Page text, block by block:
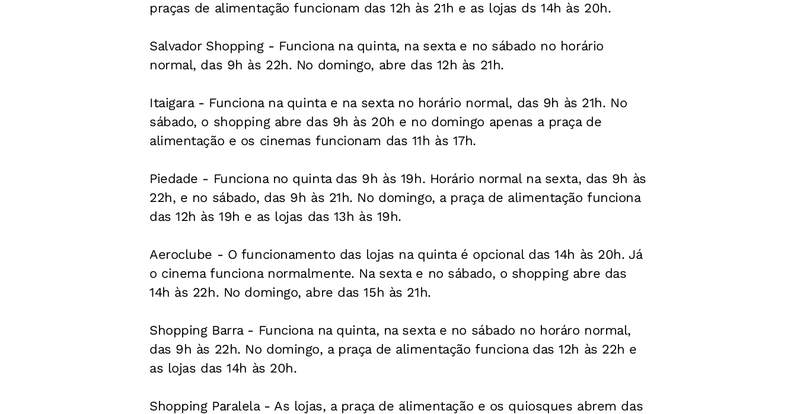
praças de alimentação funcionam das 12h às 21h e as lojas ds 14h às 20h.
Salvador Shopping - Funciona na quinta, na sexta e no sábado no horário
normal, das 9h às 22h. No domingo, abre das 12h às 21h.
Itaigara - Funciona na quinta e na sexta no horário normal, das 9h às 21h. No
sábado, o shopping abre das 9h às 20h e no domingo apenas a praça de
alimentação e os cinemas funcionam das 11h às 17h.
Piedade - Funciona no quinta das 9h às 19h. Horário normal na sexta, das 9h às
22h, e no sábado, das 9h às 21h. No domingo, a praça de alimentação funciona
das 12h às 19h e as lojas das 13h às 19h.
Aeroclube - O funcionamento das lojas na quinta é opcional das 14h às 20h. Já
o cinema funciona normalmente. Na sexta e no sábado, o shopping abre das
14h às 22h. No domingo, abre das 15h às 21h.
Shopping Barra - Funciona na quinta, na sexta e no sábado no horáro normal,
das 9h às 22h. No domingo, a praça de alimentação funciona das 12h às 22h e
as lojas das 14h às 20h.
Shopping Paralela - As lojas, a praça de alimentação e os quiosques abrem das